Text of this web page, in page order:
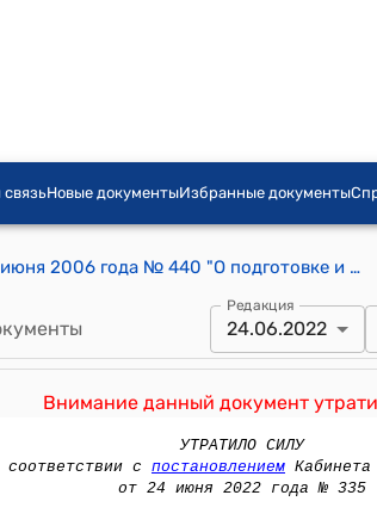
Новые документыИзбранные документы
Постановление Правительства КР от 16 июня 2006 года № 440 "О подготовке и проведении торжественных мероприятий, посвященных 70-летию со дня образования Тогуз-Тороуского района Джалал-Абадской области Кыргызской Республики"
Редакция
24.06.2022
Внимание данный документ